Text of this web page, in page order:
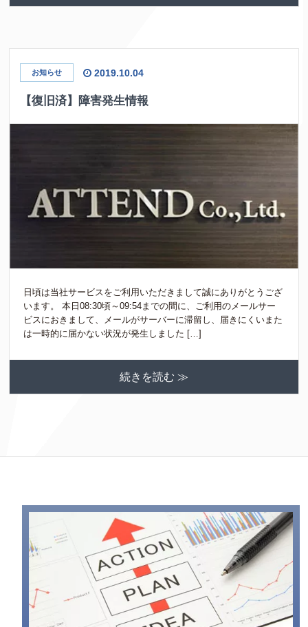
お知らせ 2019.10.04
【復旧済】障害発生情報
日頃は当社サービスをご利用いただきまして誠にありがとうござ
います。 本日08:30頃～09:54までの間に、ご利用のメールサー
ビスにおきまして、メールがサーバーに滞留し、届きにくいまた
は一時的に届かない状況が発生しました […]
続きを読む ≫